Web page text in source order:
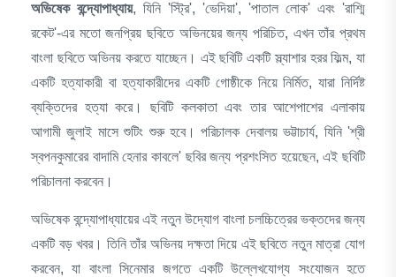
অভিষেক বন্দ্যোপাধ্যায়, যিনি 'স্ট্রি', 'ভেদিয়া', 'পাতাল লোক' এবং 'রাশ্মি
রকেট'-এর মতো জনপ্রিয় ছবিতে অভিনয়ের জন্য পরিচিত, এখন তাঁর প্রথম
বাংলা ছবিতে অভিনয় করতে যাচ্ছেন। এই ছবিটি একটি স্ল্যাশার হরর ফিল্ম, যা
একটি হত্যাকারী বা হত্যাকারীদের একটি গোষ্ঠীকে নিয়ে নির্মিত, যারা নির্দিষ্ট
ব্যক্তিদের হত্যা করে।
ছবিটি কলকাতা এবং তার আশেপাশের এলাকায়
আগামী জুলাই মাসে শুটিং শুরু হবে।
পরিচালক দেবালয় ভট্টাচার্য, যিনি 'শ্রী
স্বপনকুমারের বাদামি হেনার কাবলে' ছবির জন্য প্রশংসিত হয়েছেন, এই ছবিটি
পরিচালনা করবেন।
অভিষেক বন্দ্যোপাধ্যায়ের এই নতুন উদ্যোগ বাংলা চলচ্চিত্রের ভক্তদের জন্য
একটি বড় খবর। তিনি তাঁর অভিনয় দক্ষতা দিয়ে এই ছবিতে নতুন মাত্রা যোগ
করবেন, যা বাংলা সিনেমার জগতে একটি উল্লেখযোগ্য সংযোজন হতে